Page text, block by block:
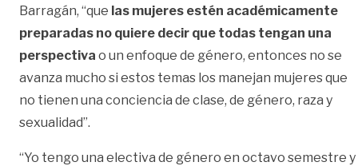
Barragán, “que las mujeres estén académicamente
preparadas no quiere decir que todas tengan una
perspectiva o un enfoque de género, entonces no se
avanza mucho si estos temas los manejan mujeres que
no tienen una conciencia de clase, de género, raza y
sexualidad”.
“Yo tengo una electiva de género en octavo semestre y